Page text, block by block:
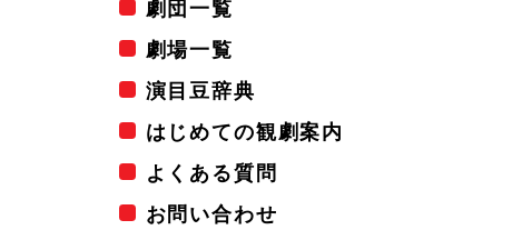
劇団一覧
劇場一覧
演目豆辞典
はじめての観劇案内
よくある質問
お問い合わせ